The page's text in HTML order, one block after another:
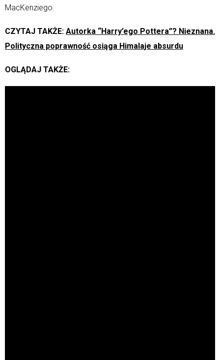
MacKenziego.
CZYTAJ TAKŻE: Autorka “Harry’ego Pottera”? Nieznana.
Polityczna poprawność osiąga Himalaje absurdu
OGLĄDAJ TAKŻE: